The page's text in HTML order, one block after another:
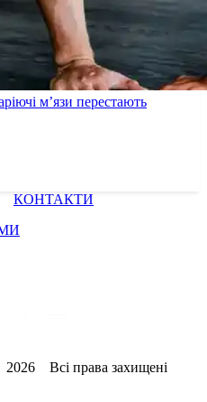
м’язи перестають
КОНТАКТИ
Всі права захищені